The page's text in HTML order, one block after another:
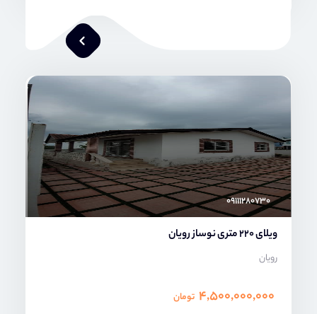
۰۹۱۱۱۲۸۰۷۳۰
ویلای 220 متری نوساز رویان
رویان
۴,۵۰۰,۰۰۰,۰۰۰ تومان